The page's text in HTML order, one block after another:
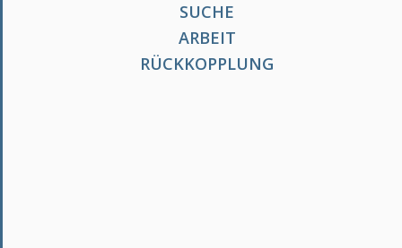
SUCHE
ARBEIT
RÜCKKOPPLUNG